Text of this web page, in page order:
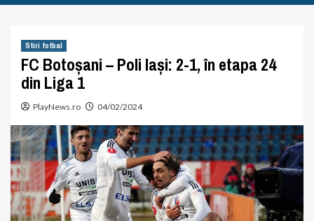
Stiri fotbal
FC Botoșani – Poli Iași: 2-1, în etapa 24
din Liga 1
PlayNews.ro 04/02/2024